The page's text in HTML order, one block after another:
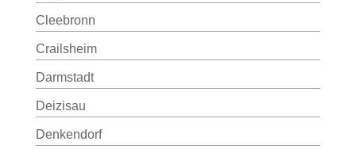
Cleebronn
Crailsheim
Darmstadt
Deizisau
Denkendorf